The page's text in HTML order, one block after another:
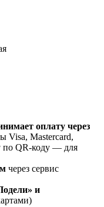
оплату через
Visa, Mastercard,
по QR-коду — для
через сервис
и